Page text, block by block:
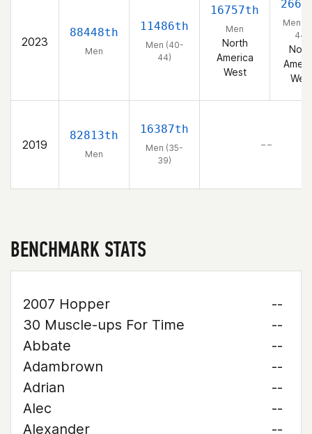
2023
88448th
Men
11486th
Men (40-
44)
16757th
Men
North
America
West
Men
44)
2019
82813th
Men
16387th
Men (35-
39)
– –
BENCHMARK STATS
2007 Hopper
--
30 Muscle-ups For Time
--
Abbate
--
Adambrown
--
Adrian
--
Alec
--
Alexander
--